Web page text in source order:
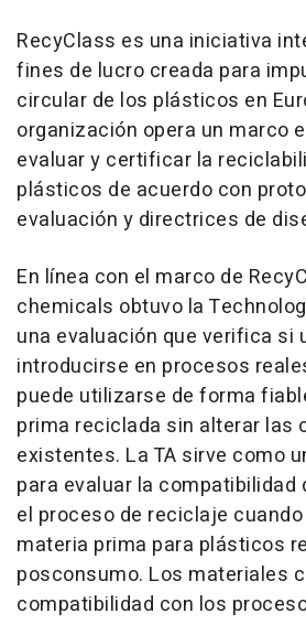
RecyClass es una iniciativa
fines de lucro creada para
circular de los plásticos en
organización opera un marco
evaluar y certificar la
plásticos de acuerdo con
evaluación y directrices de
En línea con el marco de
chemicals obtuvo la
una evaluación que verifica si
introducirse en procesos
puede utilizarse de forma
prima reciclada sin alterar las
existentes. La TA sirve como
para evaluar la compatibilidad
el proceso de reciclaje
materia prima para plásticos
posconsumo. Los materiales
compatibilidad con los